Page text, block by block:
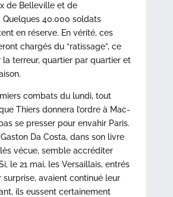
de Belleville et de
Quelques 40.000 soldats
en réserve. En vérité, ces
chargés du “ratissage”, ce
terreur, quartier par quartier et
combats du lundi, tout
Thiers donnera l’ordre à Mac-
se presser pour envahir Paris.
Da Costa, dans son livre
vécue, semble accréditer
le 21 mai, les Versaillais, entrés
surprise, avaient continué leur
ils eussent certainement